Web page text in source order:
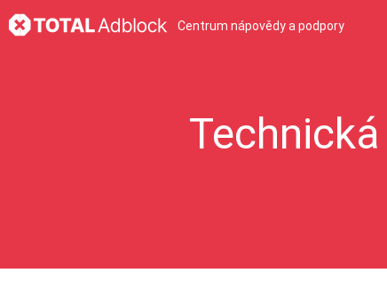
Centrum nápovědy a podpory